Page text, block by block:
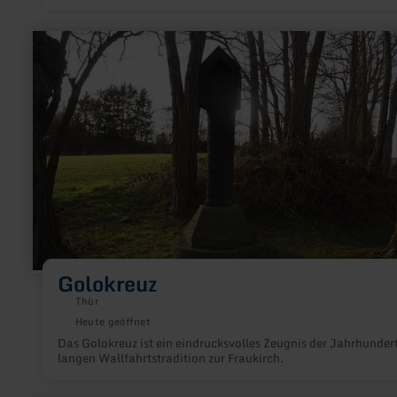
Golokreuz
Thür
Heute geöffnet
Das Golokreuz ist ein eindrucksvolles Zeugnis der
langen Wallfahrtstradition zur Fraukirch.
mehr
erfahren
Golokreuz